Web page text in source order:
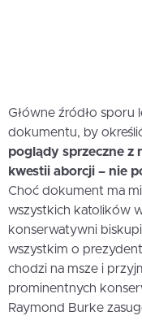
Główne źródło
dokumentu, by
poglądy sprzeczne z
kwestii aborcji – nie
Choć dokument ma
wszystkich katolików
konserwatywni
wszystkim o
chodzi na msze i
prominentnych
Raymond Burke